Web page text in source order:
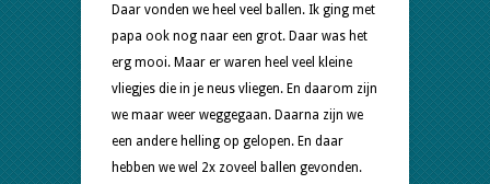
Daar vonden we heel veel ballen. Ik ging met
papa ook nog naar een grot. Daar was het
erg mooi. Maar er waren heel veel kleine
vliegjes die in je neus vliegen. En daarom zijn
we maar weer weggegaan. Daarna zijn we
een andere helling op gelopen. En daar
hebben we wel 2x zoveel ballen gevonden.